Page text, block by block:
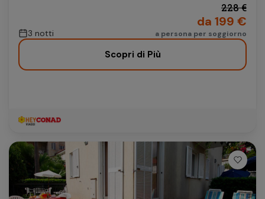
3 notti
228 €
da 199 €
a persona per soggiorno
Scopri di Più